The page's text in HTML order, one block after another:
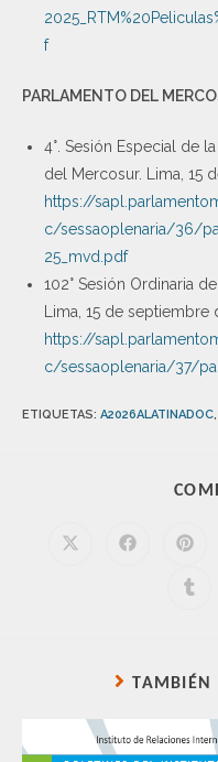
f
PARLAMENTO DEL
4°. Sesión Especial de
del Mercosur. Lima, 15
https://
c/sessaoplenaria/36/
25_mvd.pdf
102° Sesión Ordinaria
Lima, 15 de septiembre
https://
c/sessaoplenaria/37/
ETIQUETAS: A2026ALATINADOC,
TAMBIÉN